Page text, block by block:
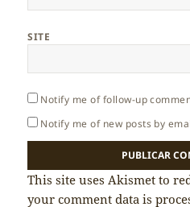
SITE
Notify me of follow-up
Notify me of new posts by
This site uses Akismet to
your comment data is